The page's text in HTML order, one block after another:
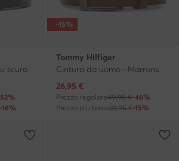
scuro
-16%
-15%
Tommy Hilfiger
Cintura da uomo · Marrone
Prezzo attuale
26,95 €
Prezzo regolare49,95 €-46%
Prezzo più basso31,95 €-15%